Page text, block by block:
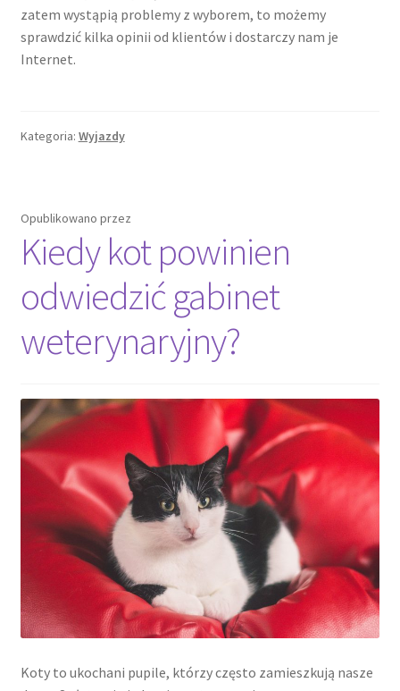
zatem wystąpią problemy z wyborem, to możemy
sprawdzić kilka opinii od klientów i dostarczy nam je
Internet.
Kategoria: Wyjazdy
Opublikowano przez
Kiedy kot powinien
odwiedzić gabinet
weterynaryjny?
Koty to ukochani pupile, którzy często zamieszkują nasze